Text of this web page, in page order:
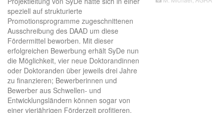
speziell auf strukturierte
Promotionsprogramme zugeschnittenen
Ausschreibung des DAAD um diese
Fördermittel beworben. Mit dieser
erfolgreichen Bewerbung erhält SyDe nun
die Möglichkeit, vier neue Doktorandinnen
oder Doktoranden über jeweils drei Jahre
zu finanzieren; Bewerberinnen und
Bewerber aus Schwellen- und
Entwicklungsländern können sogar von
einer vierjährigen Förderzeit profitieren.